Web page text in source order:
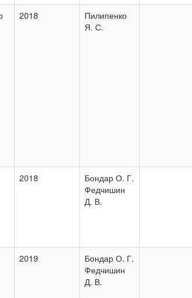
2018
Пилипенко
Я. С.
2018
Бондар О. Г.
Федчишин
Д. В.
2019
Бондар О. Г.
Федчишин
Д. В.